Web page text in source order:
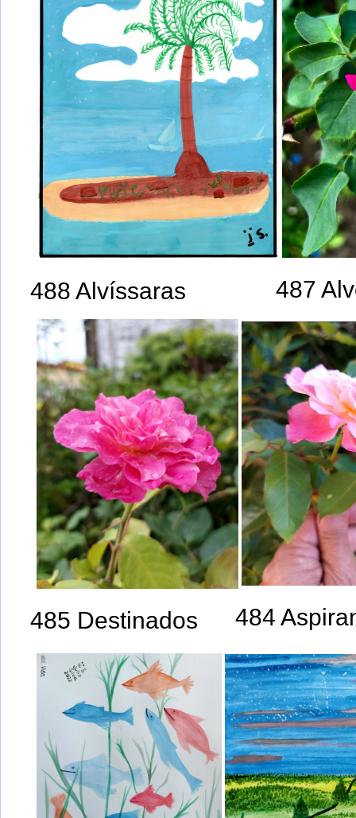
488 Alvíssaras 487
485 Destinados 484